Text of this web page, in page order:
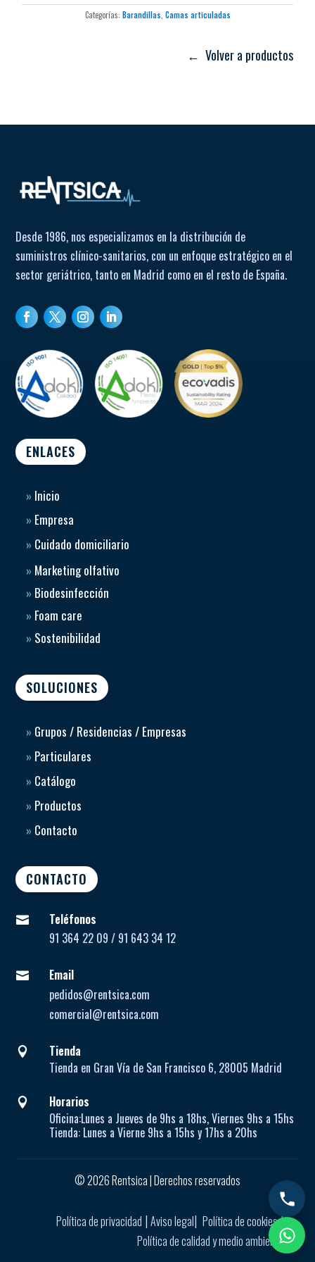
Sistema de fijación al somier mediante cinchas o
Verificar periódicamente los puntos de fijación, altura
Categorías: Barandillas Camas articuladas
← Volver a productos
Desde 1986, nos especializamos en la distribución de
suministros clínico-sanitarios, con un enfoque estratégico en el
sector geriátrico, tanto en Madrid como en el resto de España.
ENLACES
» Inicio
» Empresa
» Cuidado domiciliario
» Marketing olfativo
» Biodesinfección
» Foam care
» Sostenibilidad
SOLUCIONES
» Grupos / Residencias / Empresas
» Particulares
» Catálogo
» Productos
» Contacto
CONTACTO

Teléfonos
91 364 22 09 / 91 643 34 12

Email
pedidos@rentsica.com
comercial@rentsica.com

Tienda
Tienda en Gran Vía de San Francisco 6, 28005 Madrid

Horarios
Oficina:Lunes a Jueves de9hs a 18hs, Viernes 9hs a 15hs
Tienda: Lunes a Vierne9hs a 15hs y 17hs a 20hs
© 2026 Rentsica | Derechos reservados
Política de privacidad |Aviso legal|Política de cookies|
Política de calidad y medio ambiente